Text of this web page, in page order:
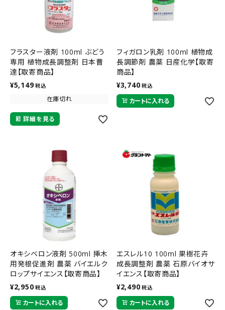
フラスター液剤 100ml ぶどう
専用 植物成長調整剤 日本曹
達【取寄商品】
¥5,149 税込
在庫切れ
詳細を見る
フィガロン乳剤 100ml 植物成
長調節剤 農薬 日産化学【取寄
商品】
¥3,740 税込
カートに入れる
オキシベロン液剤 500ml 挿木
用発根促進剤 農薬 バイエルク
ロップサイエンス【取寄商品】
¥2,950 税込
カートに入れる
エスレル10 100ml 果樹花卉
成長調整剤 農薬 石原バイオサ
イエンス【取寄商品】
¥2,490 税込
カートに入れる